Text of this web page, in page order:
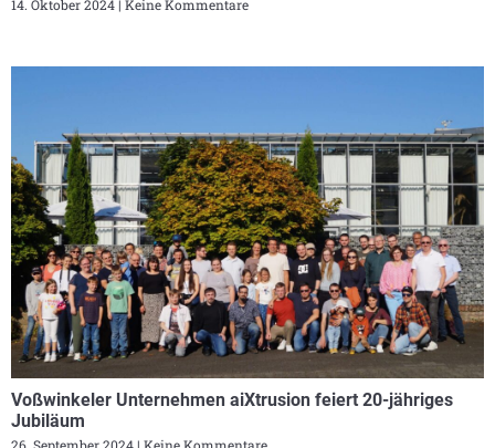
14. Oktober 2024 Keine Kommentare
Voßwinkeler Unternehmen aiXtrusion feiert 20-jähriges
Jubiläum